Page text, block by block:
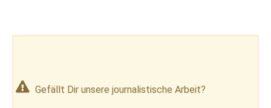
Gefällt Dir unsere journalistische Arbeit?